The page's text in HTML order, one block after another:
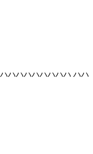
ハハハハハハハハ ハハ